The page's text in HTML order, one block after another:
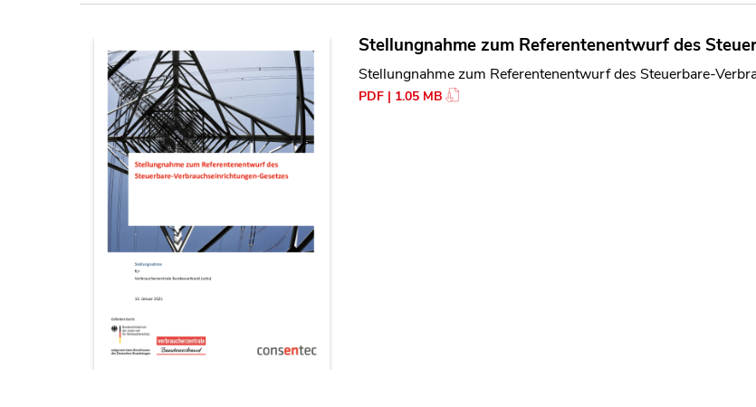
Stellungnahme zum Referentenentwurf des
Stellungnahme zum Referentenentwurf des Steuerbare-
PDF | 1.05 MB